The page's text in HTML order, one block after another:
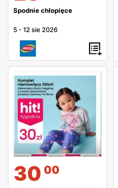
Spodnie chłopięce
5 -12 sie 2026
30 00